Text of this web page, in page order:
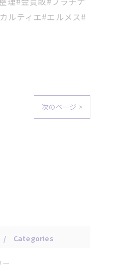
ルティエ#エルメス#
次のページ >
Categories